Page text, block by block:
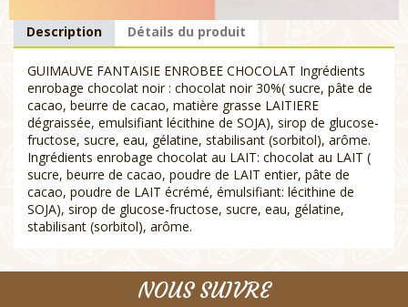
Description Détails du produit
GUIMAUVE FANTAISIE ENROBEE CHOCOLAT Ingrédients
enrobage chocolat noir : chocolat noir 30%( sucre, pâte de
cacao, beurre de cacao, matière grasse LAITIERE
dégraissée, emulsifiant lécithine de SOJA), sirop de glucose-
fructose, sucre, eau, gélatine, stabilisant (sorbitol), arôme.
Ingrédients enrobage chocolat au LAIT: chocolat au LAIT (
sucre, beurre de cacao, poudre de LAIT entier, pâte de
cacao, poudre de LAIT écrémé, émulsifiant: lécithine de
SOJA), sirop de glucose-fructose, sucre, eau, gélatine,
stabilisant (sorbitol), arôme.
NOUS SUIVRE